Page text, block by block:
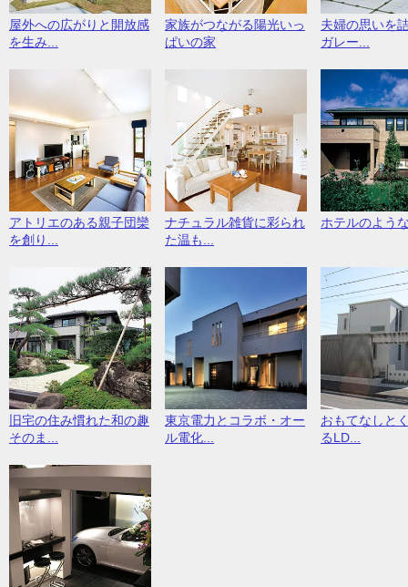
屋外への広がりと開放感
を生み...
家族がつながる陽光いっ
ぱいの家
夫婦の思いを
ガレー...
アトリエのある親子団欒
を創り...
ナチュラル雑貨に彩られ
た温も...
ホテルのよう
旧宅の住み慣れた和の趣
そのま...
東京電力とコラボ・オー
ル電化...
おもてなしと
るLD...